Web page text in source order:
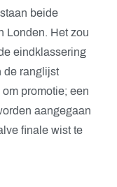
beide
Londen. Het zou
eindklassering
de ranglijst
promotie; een
aangegaan
finale wist te